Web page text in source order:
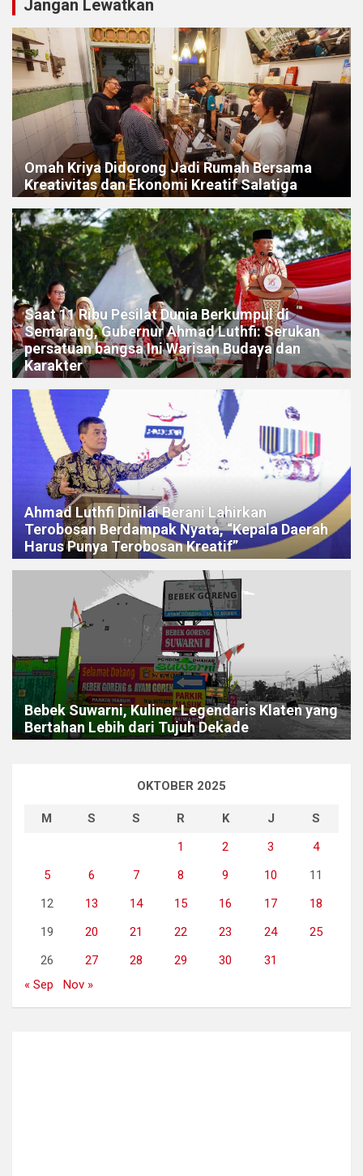
Jangan Lewatkan
Omah Kriya Didorong Jadi Rumah Bersama
Kreativitas dan Ekonomi Kreatif Salatiga
Saat 11 Ribu Pesilat Dunia Berkumpul di
Semarang, Gubernur Ahmad Luthfi: Serukan
persatuan bangsa Ini Warisan Budaya dan
Karakter
Ahmad Luthfi Dinilai Berani Lahirkan
Terobosan Berdampak Nyata, “Kepala Daerah
Harus Punya Terobosan Kreatif”
Bebek Suwarni, Kuliner Legendaris Klaten yang
Bertahan Lebih dari Tujuh Dekade
OKTOBER 2025
M S S R K J
S
1
2 3
4
5
6 7 8 9 10
11
12
13 14 15 16 17
18
19
20 21 22 23 24
25
26
27 28 29 30
31
« Sep
Nov »